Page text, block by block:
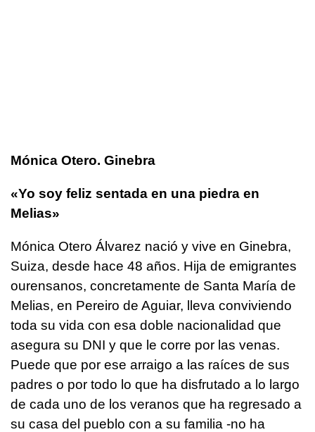
Mónica Otero. Ginebra
«Yo soy feliz sentada en una piedra en
Melias»
Mónica Otero Álvarez nació y vive en Ginebra,
Suiza, desde hace 48 años. Hija de emigrantes
ourensanos, concretamente de Santa María de
Melias, en Pereiro de Aguiar, lleva conviviendo
toda su vida con esa doble nacionalidad que
asegura su DNI y que le corre por las venas.
Puede que por ese arraigo a las raíces de sus
padres o por todo lo que ha disfrutado a lo largo
de cada uno de los veranos que ha regresado a
su casa del pueblo con a su familia -no ha